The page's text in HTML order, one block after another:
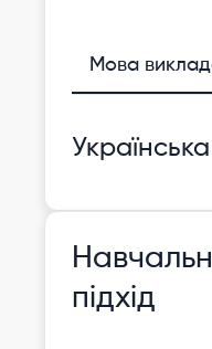
Мова
Українська
підхід